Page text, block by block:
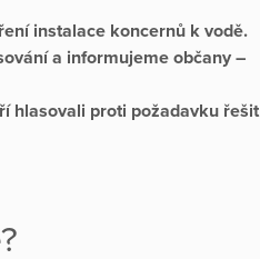
instalace koncernů k vodě.
a informujeme občany –
hlasovali proti požadavku řešit